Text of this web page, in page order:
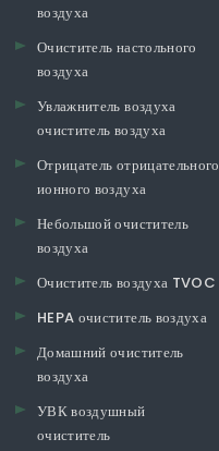
воздуха
Очиститель настольного
воздуха
Увлажнитель воздуха
очиститель воздуха
Отрицатель отрицательного
ионного воздуха
Небольшой очиститель
воздуха
Очиститель воздуха TVOC
HEPA очиститель воздуха
Домашний очиститель
воздуха
УВК воздушный
очиститель